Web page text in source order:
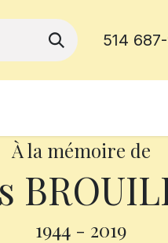
514
À la mémoire de
1944 - 2019